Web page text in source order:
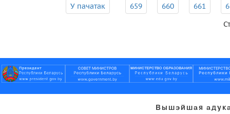
У пачатак 659 660 661
Вышэйшая